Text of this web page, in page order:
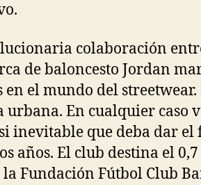
colaboración
de baloncesto Jordan
en el mundo del
urbana. En cualquier caso
inevitable que deba dar el
años. El club destina el
Fundación Fútbol Club